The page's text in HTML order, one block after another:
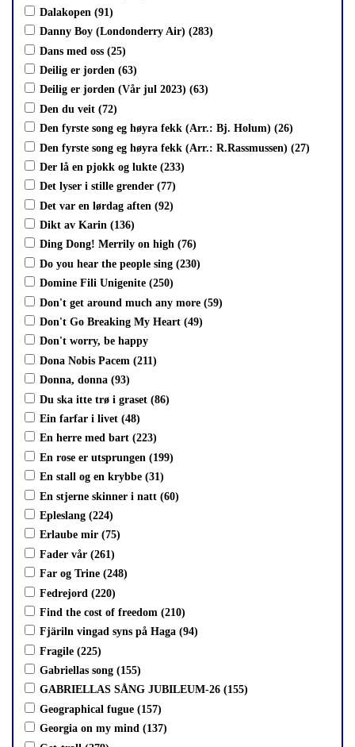
Dalakopen (91)
Danny Boy (Londonderry Air) (283)
Dans med oss (25)
Deilig er jorden (63)
Deilig er jorden (Vår jul 2023) (63)
Den du veit (72)
Den fyrste song eg høyra fekk (Arr.: Bj. Holum) (26)
Den fyrste song eg høyra fekk (Arr.: R.Rassmussen) (27)
Der lå en pjokk og lukte (233)
Det lyser i stille grender (77)
Det var en lørdag aften (92)
Dikt av Karin (136)
Ding Dong! Merrily on high (76)
Do you hear the people sing (230)
Domine Fili Unigenite (250)
Don't get around much any more (59)
Don't Go Breaking My Heart (49)
Don't worry, be happy
Dona Nobis Pacem (211)
Donna, donna (93)
Du ska itte trø i graset (86)
Ein farfar i livet (48)
En herre med bart (223)
En rose er utsprungen (199)
En stall og en krybbe (31)
En stjerne skinner i natt (60)
Epleslang (224)
Erlaube mir (75)
Fader vår (261)
Far og Trine (248)
Fedrejord (220)
Find the cost of freedom (210)
Fjäriln vingad syns på Haga (94)
Fragile (225)
Gabriellas song (155)
GABRIELLAS SÅNG JUBILEUM-26 (155)
Geographical fugue (157)
Georgia on my mind (137)